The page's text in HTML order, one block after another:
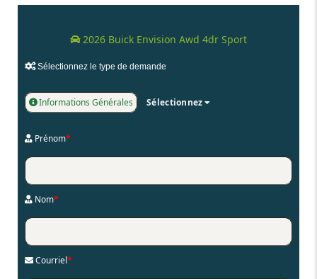
2026 Buick Envision Awd 4dr Sport
Sélectionnez le type de demande
Informations Générales Sélectionnez
Prénom*
Nom*
Courriel*